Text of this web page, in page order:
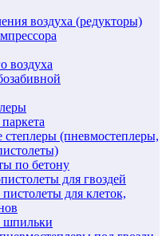
воздуха (редукторы)
воздуха
степлеры (пневмостеплеры,
по бетону
для гвоздей
для клеток,
шпильки